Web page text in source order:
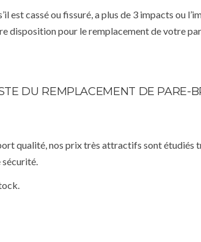
est cassé ou fissuré, a plus de 3 impacts ou
disposition pour le remplacement de votre
DU REMPLACEMENT DE PARE-
qualité, nos prix très attractifs sont
sécurité.